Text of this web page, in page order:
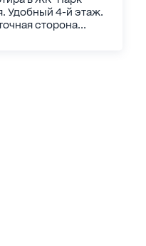
Удобный 4-й этаж.
сторона...